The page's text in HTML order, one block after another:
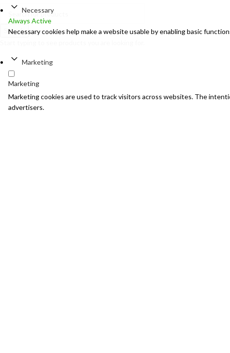
Search
Necessary
Always Active
Necessary cookies help make a website usable by enabling basic
Marketing
Marketing
Marketing cookies are used to track visitors across websites. The
advertisers.